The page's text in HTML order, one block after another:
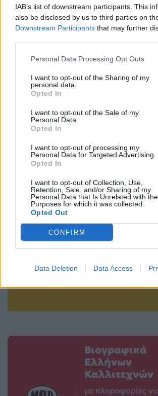
IAB’s list of downstream participants. This
also be disclosed by us to third parties on
Downstream Participants that may further
Personal Data Processing Opt Outs
I want to opt-out of the Sharing of my
personal data.
Opted In
I want to opt-out of the Sale of my
Personal Data.
Opted In
I want to opt-out of processing my
Personal Data for Targeted Advertising.
Opted In
I want to opt-out of Collection, Use,
Retention, Sale, and/or Sharing of my
Personal Data that Is Unrelated with the
Purposes for which it was collected.
Opted Out
CONFIRM
Data Deletion Data Access
Mad.gr στο MSN
Μοιράσου αυτό το άρθρο
Mad VMA 2026:
Ποιος θα κερδίσει
το «Τραγούδι της
Χρονιάς Digital»;
πριν
Βιογραφικά
Ελλήνων
Καλλιτεχνών
με πληροφορίες